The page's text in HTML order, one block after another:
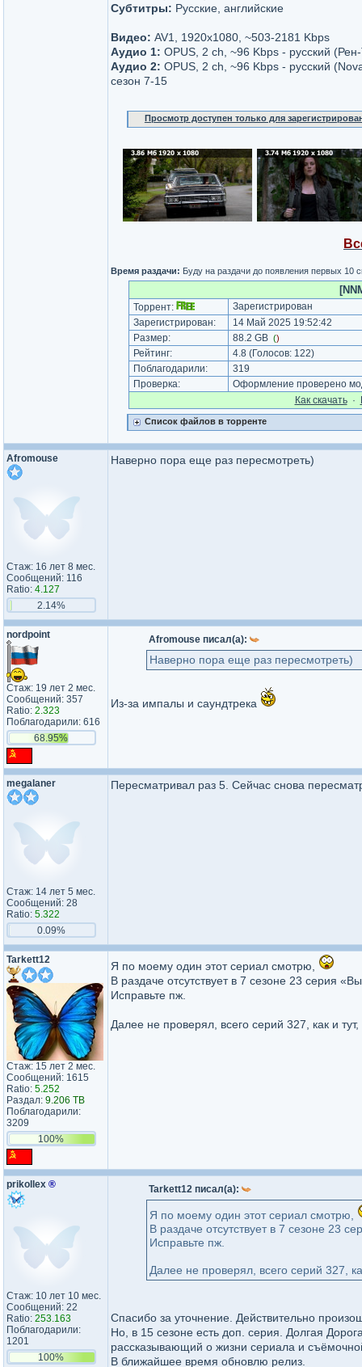
Субтитры: Русские, английские
Видео: AV1, 1920x1080, ~503-2181 Kbps
Аудио 1: OPUS, 2 ch, ~96 Kbps - русский
Аудио 2: OPUS, 2 ch, ~96 Kbps - русский
сезон 7-15
Просмотр доступен только для
Время раздачи: Буду на раздачи до появления первых 10
Торрент:
Зарегистрирован
Зарегистрирован:
14 Май 2025 19:52:42
Размер:
88.2 GB ()
Рейтинг: 4.8 (Голосов: 122)
Поблагодарили:
319
Проверка:
Оформление проверено
Как cкачать·
Список файлов в торренте
Afromouse
Стаж: 16 лет 8 мес.
Сообщений: 116
Ratio: 4.127
2.14%
Наверно пора еще раз пересмотреть)
nordpoint
Стаж: 19 лет 2 мес.
Сообщений: 357
Ratio: 2.323
Поблагодарили: 616
68.95%
Afromouse писал(а):
Наверно пора еще раз пересмотреть)
Из-за импалы и саундтрека
megalaner
Стаж: 14 лет 5 мес.
Сообщений: 28
Ratio: 5.322
0.09%
Пересматривал раз 5. Сейчас снова
Tarkett12
Стаж: 15 лет 2 мес.
Сообщений: 1615
Ratio: 5.252
Раздал: 9.206 TB
Поблагодарили:
3209
100%
Я по моему один этот сериал смотрю,
В раздаче отсутствует в 7 сезоне 23 серия
Исправьте пж.
Далее не проверял, всего серий 327, как и
prikollex ®
Стаж: 10 лет 10 мес.
Сообщений: 22
Ratio: 253.163
Поблагодарили:
1201
100%
Tarkett12 писал(а):
Я по моему один этот сериал смотрю,
В раздаче отсутствует в 7 сезоне 23
Исправьте пж.
Далее не проверял, всего серий 327,
Спасибо за уточнение. Действительно
Но, в 15 сезоне есть доп. серия. Долгая
рассказывающий о жизни сериала и
В ближайшее время обновлю релиз.